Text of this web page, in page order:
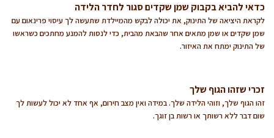
כדאי להביא בקבוק שמן שקדים סגור לחדר הלידה
לקראת היציאה של התינוק, את יכולה לבקש מהמיילדת שתעשה לך עיסוי פרינאום עם
שמן שקדים או שמן מתאים אחר שהבאת מהבית, כדי לנסות להמנע מחתכים כשראשו
של התינוק ימתח את האיזור.
זכרי שזהו הגוף שלך
זהו הגוף שלך, וזוהי הלידה שלך. במידה ואין מצב חירום, אף אחד לא יכול לעשות לך
שום דבר ללא רשותך או רשות בן זוגך.